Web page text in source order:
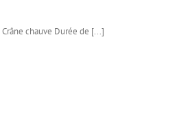
chauve Durée de [...]